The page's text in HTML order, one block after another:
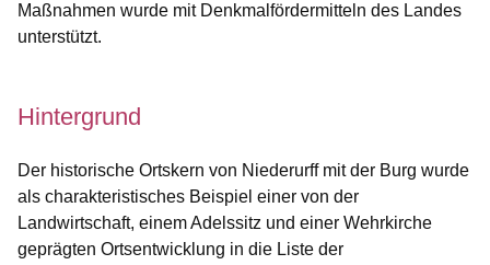
Maßnahmen wurde mit Denkmalfördermitteln des Landes
unterstützt.
Hintergrund
Der historische Ortskern von Niederurff mit der Burg wurde
als charakteristisches Beispiel einer von der
Landwirtschaft, einem Adelssitz und einer Wehrkirche
geprägten Ortsentwicklung in die Liste der